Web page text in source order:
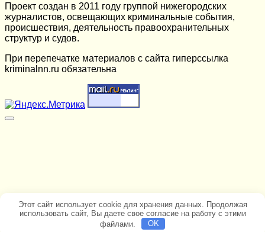
Проект создан в 2011 году группой нижегородских
журналистов, освещающих криминальные события,
происшествия, деятельность правоохранительных
структур и судов.
При перепечатке материалов c сайта гиперссылка
kriminalnn.ru обязательна
Этот сайт использует cookie для хранения данных. Продолжая
использовать сайт, Вы даете свое согласие на работу с этими
файлами.
OK